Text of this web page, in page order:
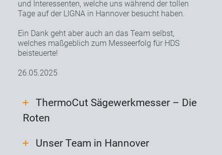
und Interessenten, welche uns während der tollen
Tage auf der LIGNA in Hannover besucht haben.
Ein Dank geht aber auch an das Team selbst,
welches maßgeblich zum Messeerfolg für HDS
beisteuerte!
26.05.2025
ThermoCut Sägewerkmesser – Die
Roten
Unser Team in Hannover